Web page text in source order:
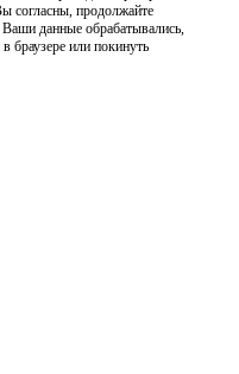
согласны, продолжайте
данные обрабатывались,
браузере или покинуть